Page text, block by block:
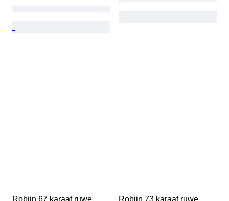
Robijn 67 karaat ruwe
Robijn 73 karaat ruwe